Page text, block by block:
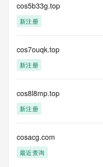
cos5b33g.top
新注册
cos7ouqk.top
新注册
cos8l8mp.top
新注册
cosacg.com
最近查询